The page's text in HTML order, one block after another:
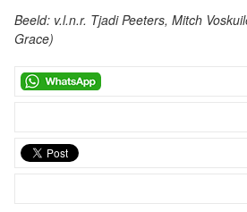
Beeld: v.l.n.r. Tjadi Peeters, Mitch
Grace)